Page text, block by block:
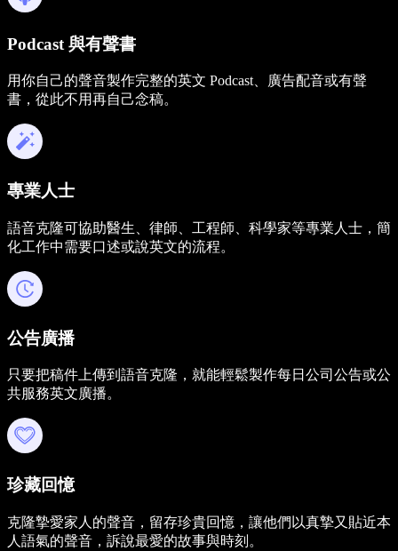
Podcast 與有聲書
用你自己的聲音製作完整的英文 Podcast、廣告配音或有聲
書，從此不用再自己念稿。
專業人士
語音克隆可協助醫生、律師、工程師、科學家等專業人士，簡
化工作中需要口述或說英文的流程。
公告廣播
只要把稿件上傳到語音克隆，就能輕鬆製作每日公司公告或公
共服務英文廣播。
珍藏回憶
克隆摯愛家人的聲音，留存珍貴回憶，讓他們以真摯又貼近本
人語氣的聲音，訴說最愛的故事與時刻。